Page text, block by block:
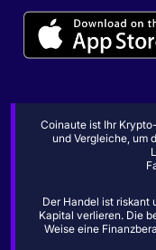
Coinaute ist Ihr
und Vergleiche, um
Der Handel ist riskant
Kapital verlieren. Die
Weise eine